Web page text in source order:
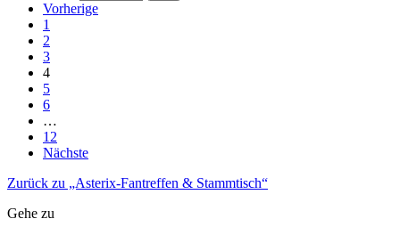
Vorherige
1
2
3
4
5
6
…
12
Nächste
Zurück zu „Asterix-Fantreffen & Stammtisch“
Gehe zu